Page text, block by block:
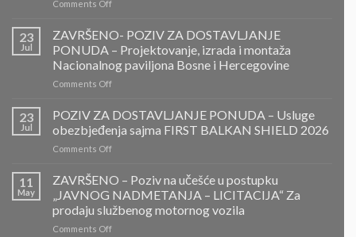
Comments Offon
JAVNI
POZIV
ZA
DOSTAVLJANJE
PONUDA
23
Jul
ZAVRŠENO- POZIV ZA DOSTAVLJANJE
PONUDA – Projektovanje, izrada i montaža
Nacionalnog paviljona Bosne i Hercegovine
Comments Offon
POZIV
ZA
DOSTAVLJANJE
PONUDA
Projektovanje,
izrada
montaža
Nacionalnog
23
Jul
POZIV ZA DOSTAVLJANJE PONUDA – Usluge
obezbjeđenja sajma FIRST BALKAN SHIELD 2026
Comments Offon
ZA
DOSTAVLJANJE
PONUDA
–
Usluge
11
May
ZAVRŠENO – Poziv na učešće u postupku
„JAVNOG NADMETANJA – LICITACIJA“ Za
prodaju službenog motornog vozila
Comments Offon